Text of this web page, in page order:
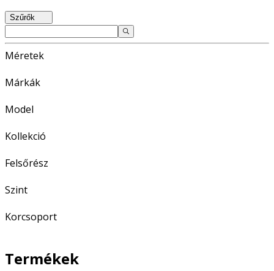
Szűrők
Méretek
Márkák
Model
Kollekció
Felsőrész
Szint
Korcsoport
Termékek